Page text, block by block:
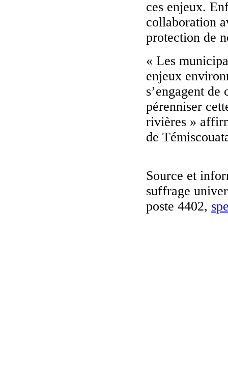
ces enjeux.
collaboration
protection de
« Les
enjeux
s’engagent
pérenniser
rivières »
de
Source et
suffrage
poste 4402,